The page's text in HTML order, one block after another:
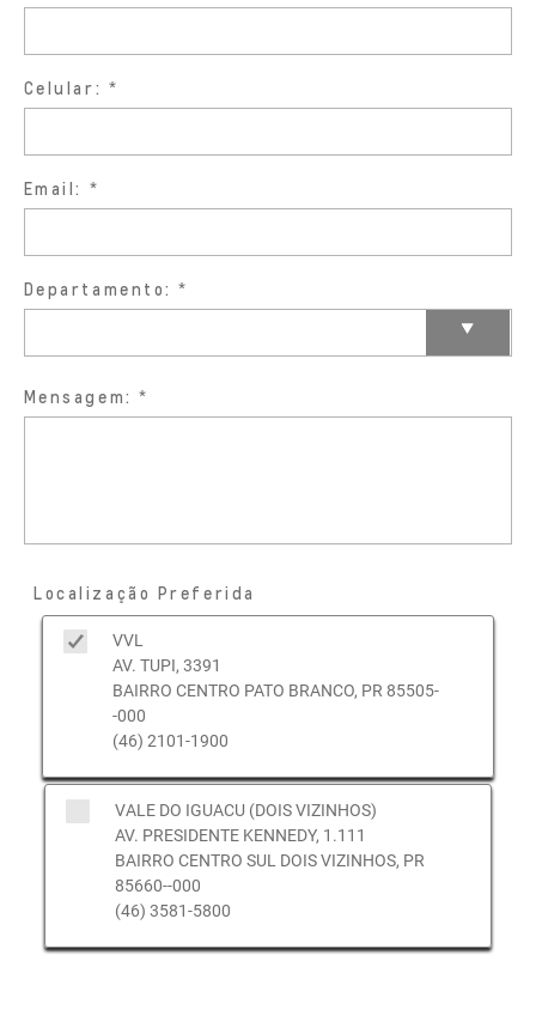
Celular:
Email:
Departamento:
Mensagem:
Localização Preferida
VVL
AV. TUPI, 3391
BAIRRO CENTRO PATO BRANCO, PR 85505-
-000
(46) 2101-1900
VALE DO IGUACU (DOIS VIZINHOS)
AV. PRESIDENTE KENNEDY, 1.111
BAIRRO CENTRO SUL DOIS VIZINHOS, PR
85660--000
(46) 3581-5800